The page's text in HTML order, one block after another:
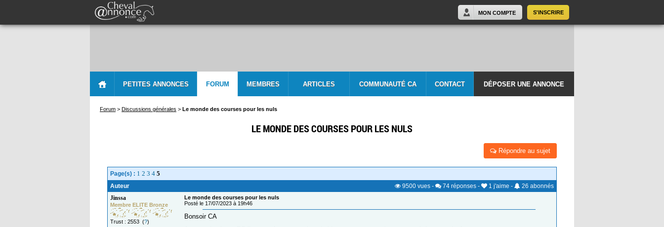
S'INSCRIRE
MON COMPTE
PETITES ANNONCES FORUM MEMBRES ARTICLES COMMUNAUTÉ CA CONTACT DÉPOSER UNE ANNONCE
Forum > Discussions générales > Le monde des courses pour les nuls
LE MONDE DES COURSES POUR LES NULS
Répondre au sujet
Page(s) : 1 2 3 4 5
Auteur 9500 vues - 74 réponses - 1 j'aime - 26 abonnés
Jinssa
Membre ELITE Bronze
Trust : 2553 (?)
Le monde des courses pour les nuls
Posté le 17/07/2023 à 19h46
Bonsoir CA